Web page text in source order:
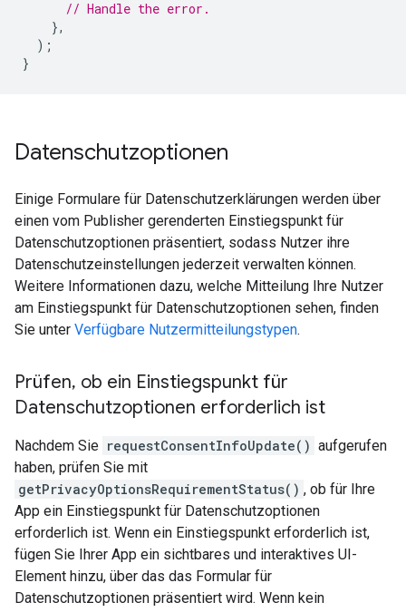
// Handle the error.
},
);
}
Datenschutzoptionen
Einige Formulare für Datenschutzerklärungen werden über
einen vom Publisher gerenderten Einstiegspunkt für
Datenschutzoptionen präsentiert, sodass Nutzer ihre
Datenschutzeinstellungen jederzeit verwalten können.
Weitere Informationen dazu, welche Mitteilung Ihre Nutzer
am Einstiegspunkt für Datenschutzoptionen sehen, finden
Sie unter Verfügbare Nutzermitteilungstypen.
Prüfen, ob ein Einstiegspunkt für
Datenschutzoptionen erforderlich ist
Nachdem Sie requestConsentInfoUpdate() aufgerufen
haben, prüfen Sie mit
getPrivacyOptionsRequirementStatus() , ob für Ihre
App ein Einstiegspunkt für Datenschutzoptionen
erforderlich ist. Wenn ein Einstiegspunkt erforderlich ist,
fügen Sie Ihrer App ein sichtbares und interaktives UI-
Element hinzu, über das das Formular für
Datenschutzoptionen präsentiert wird. Wenn kein